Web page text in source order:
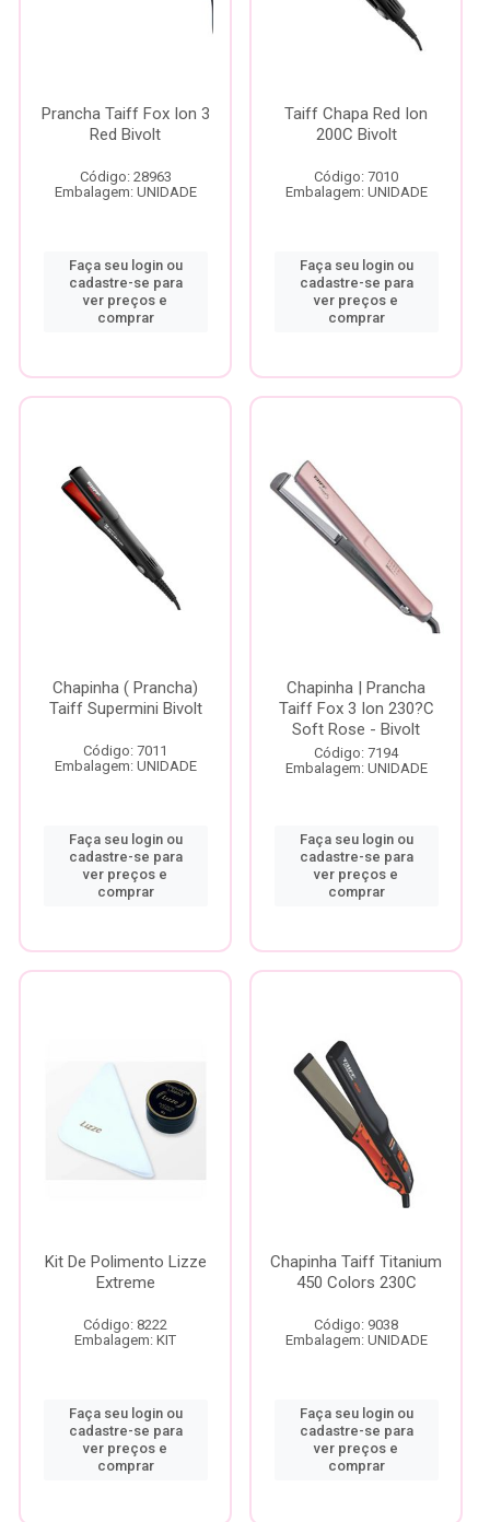
Prancha Taiff Fox Ion 3
Red Bivolt
Código: 28963
Embalagem: UNIDADE
Faça seu login ou
cadastre-se para
ver preços e
comprar
Taiff Chapa Red Ion
200C Bivolt
Código: 7010
Embalagem: UNIDADE
Faça seu login ou
cadastre-se para
ver preços e
comprar
Chapinha ( Prancha)
Taiff Supermini Bivolt
Código: 7011
Embalagem: UNIDADE
Faça seu login ou
cadastre-se para
ver preços e
comprar
Chapinha | Prancha
Taiff Fox 3 Ion 230?C
Soft Rose - Bivolt
Código: 7194
Embalagem: UNIDADE
Faça seu login ou
cadastre-se para
ver preços e
comprar
Kit De Polimento Lizze
Extreme
Código: 8222
Embalagem: KIT
Faça seu login ou
cadastre-se para
ver preços e
comprar
Chapinha Taiff Titanium
450 Colors 230C
Código: 9038
Embalagem: UNIDADE
Faça seu login ou
cadastre-se para
ver preços e
comprar